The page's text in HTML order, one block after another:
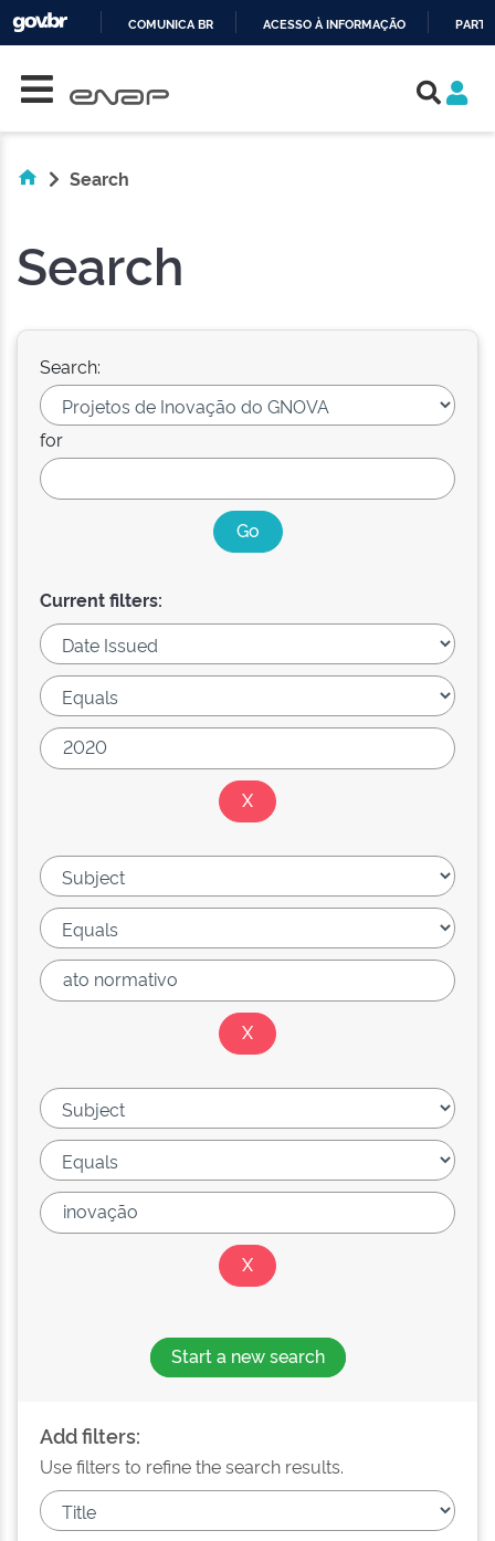
COMUNICA BR ACESSO À INFORMAÇÃO
Search
Search
Search:
for
Current filters:
Start a new search
Add filters:
Use filters to refine the search results.